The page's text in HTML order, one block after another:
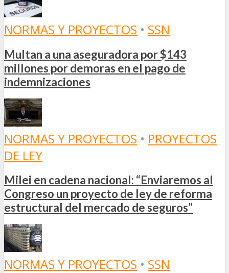
NORMAS Y PROYECTOS • SSN
Multan a una aseguradora por $143
millones por demoras en el pago de
indemnizaciones
NORMAS Y PROYECTOS • PROYECTOS
DE LEY
Milei en cadena nacional: “Enviaremos al
Congreso un proyecto de ley de reforma
estructural del mercado de seguros”
NORMAS Y PROYECTOS • SSN